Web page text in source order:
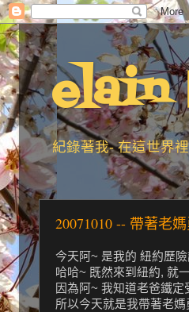
elain
紀錄著我- 在這世界
20071010 -- 帶著老
今天阿~ 是我的 紐約歷
哈哈~ 既然來到紐約, 就
因為阿~ 我知道老爸鐵
所以今天就是我帶著老